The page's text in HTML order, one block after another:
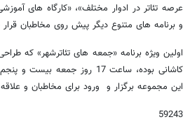
عرصه تئاتر در ادوار مختلف»، «کارگاه های
و برنامه های متنوع دیگر پیش روی مخاطبان
اولین ویژه برنامه «جمعه های تئاترشهر» که
کاشانی بوده، ساعت 17 روز جمعه
این مجموعه برگزار و ورود برای مخاطبان و
59243